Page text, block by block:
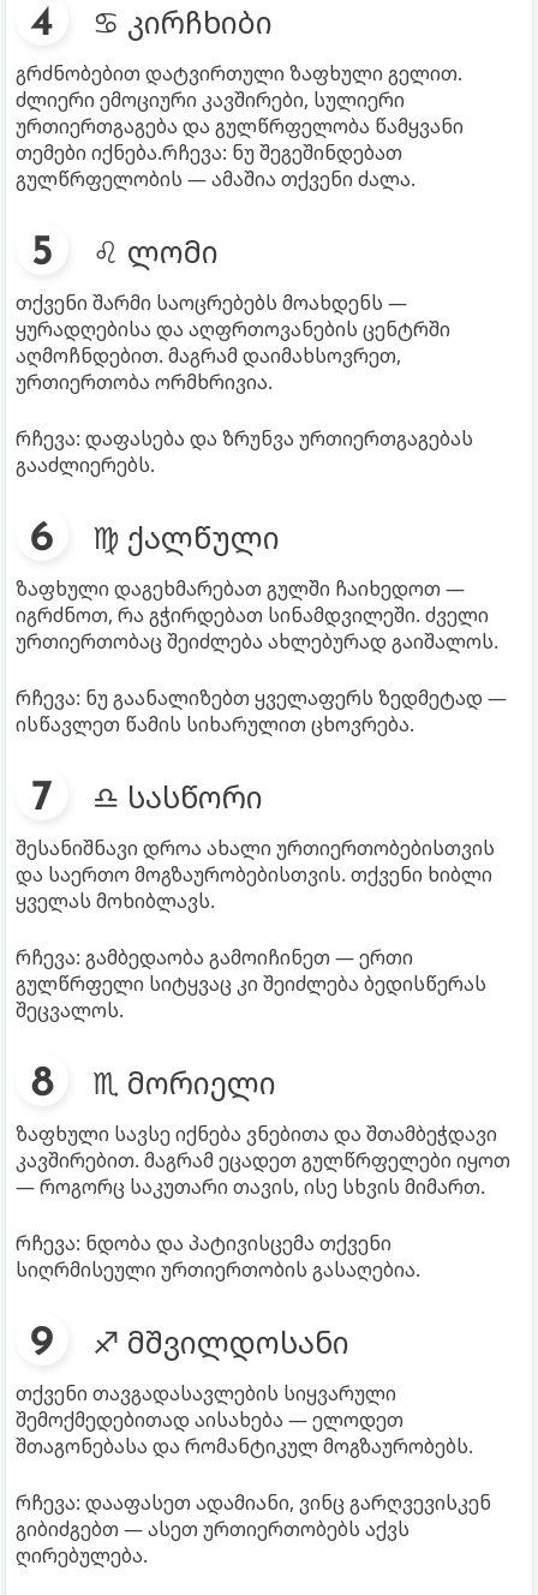
♋ კირჩხიბი
გრძნობებით დატვირთული ზაფხული გელით.
ძლიერი ემოციური კავშირები, სულიერი
ურთიერთგაგება და გულწრფელობა წამყვანი
თემები იქნება.რჩევა: ნუ შეგეშინდებათ
გულწრფელობის — ამაშია თქვენი ძალა.
♌ ლომი
თქვენი შარმი საოცრებებს მოახდენს —
ყურადღებისა და აღფრთოვანების ცენტრში
აღმოჩნდებით. მაგრამ დაიმახსოვრეთ,
ურთიერთობა ორმხრივია.
რჩევა: დაფასება და ზრუნვა ურთიერთგაგებას
გააძლიერებს.
♍ ქალწული
ზაფხული დაგეხმარებათ გულში ჩაიხედოთ —
იგრძნოთ, რა გჭირდებათ სინამდვილეში. ძველი
ურთიერთობაც შეიძლება ახლებურად გაიშალოს.
რჩევა: ნუ გაანალიზებთ ყველაფერს ზედმეტად —
ისწავლეთ წამის სიხარულით ცხოვრება.
♎ სასწორი
შესანიშნავი დროა ახალი ურთიერთობებისთვის
და საერთო მოგზაურობებისთვის. თქვენი ხიბლი
ყველას მოხიბლავს.
რჩევა: გამბედაობა გამოიჩინეთ — ერთი
გულწრფელი სიტყვაც კი შეიძლება ბედისწერას
შეცვალოს.
♏ მორიელი
ზაფხული სავსე იქნება ვნებითა და შთამბეჭდავი
კავშირებით. მაგრამ ეცადეთ გულწრფელები იყოთ
— როგორც საკუთარი თავის, ისე სხვის მიმართ.
რჩევა: ნდობა და პატივისცემა თქვენი
სიღრმისეული ურთიერთობის გასაღებია.
♐ მშვილდოსანი
თქვენი თავგადასავლების სიყვარული
შემოქმედებითად აისახება — ელოდეთ
შთაგონებასა და რომანტიკულ მოგზაურობებს.
რჩევა: დააფასეთ ადამიანი, ვინც გარღვევისკენ
გიბიძგებთ — ასეთ ურთიერთობებს აქვს
ღირებულება.